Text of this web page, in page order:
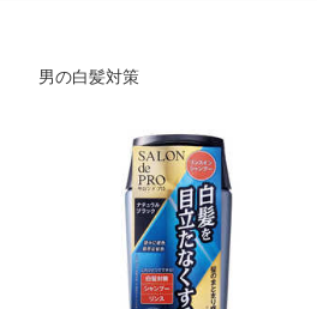
男の白髪対策